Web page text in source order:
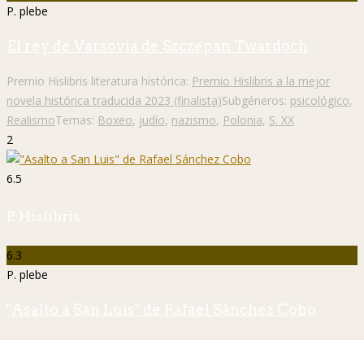
P. plebe
El rey de Varsovia de Szczepan Twardoch
Premio Hislibris literatura histórica: Premio Hislibris a la mejor
novela histórica traducida 2023 (finalista)Subgéneros: psicológico,
RealismoTemas: Boxeo, judío, nazismo, Polonia, S. XX
2
6.5
P. Hislibris
6.3
P. plebe
"Asalto a San Luis" de Rafael Sánchez Cobo